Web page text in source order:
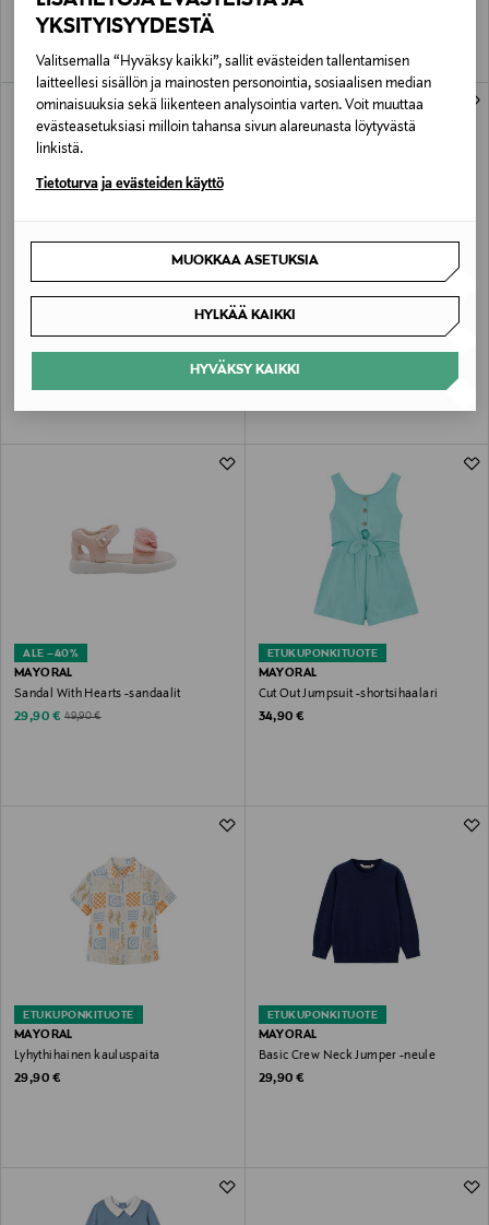
YKSITYISYYDESTÄ
Valitsemalla “Hyväksy kaikki”, sallit evästeiden tallentamisen
laitteellesi sisällön ja mainosten personointia, sosiaalisen median
ominaisuuksia sekä liikenteen analysointia varten. Voit muuttaa
evästeasetuksiasi milloin tahansa sivun alareunasta löytyvästä
linkistä.
Tietoturva ja evästeiden käyttö
MUOKKAA ASETUKSIA
HYLKÄÄ KAIKKI
HYVÄKSY KAIKKI
Original Price
49,90 €
MAYORAL
Discounted Price
9,00 € Original Price
22,90 €
ALE –40%
MAYORAL
Sandal With Hearts -sandaalit
Discounted Price
29,90 € Original Price
49,90 €
ETUKUPONKITUOTE
MAYORAL
Cut Out Jumpsuit -shortsihaalari
Original Price
34,90 €
ETUKUPONKITUOTE
MAYORAL
Lyhythihainen kauluspaita
Original Price
29,90 €
ETUKUPONKITUOTE
MAYORAL
Basic Crew Neck Jumper -neule
Original Price
29,90 €